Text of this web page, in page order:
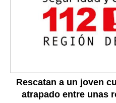
Rescatan a un joven
atrapado entre unas